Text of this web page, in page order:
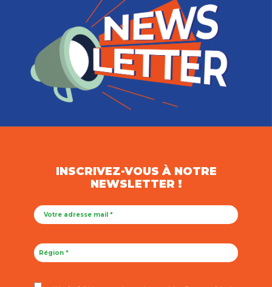
INSCRIVEZ-VOUS À NOTRE
NEWSLETTER !